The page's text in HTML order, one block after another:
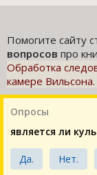
Помогите сайту
вопросов про
Обработка
камере Вильсона.
Опросы
является ли
Да. Нет.